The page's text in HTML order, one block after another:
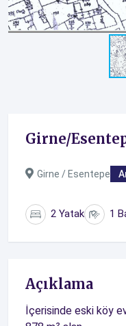
Girne/
Girne / Esentepe
2 Yatak 1
Açıklama
İçerisinde eski köy